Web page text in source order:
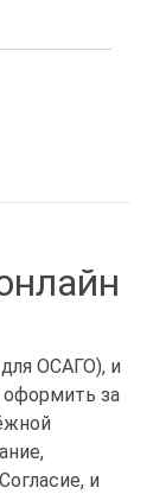
ОСАГО), и
за
и